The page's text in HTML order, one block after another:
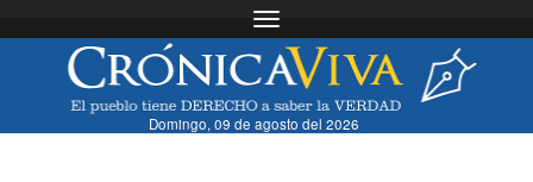
Toggle navigation
Domingo, 09 de agosto del 2026